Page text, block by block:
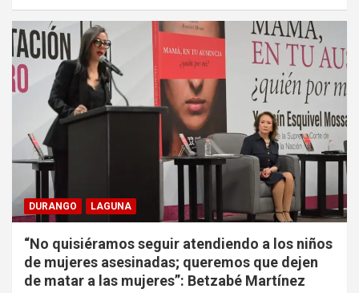
DURANGO LAGUNA
“No quisiéramos seguir atendiendo a los niños
de mujeres asesinadas; queremos que dejen
de matar a las mujeres”: Betzabé Martínez